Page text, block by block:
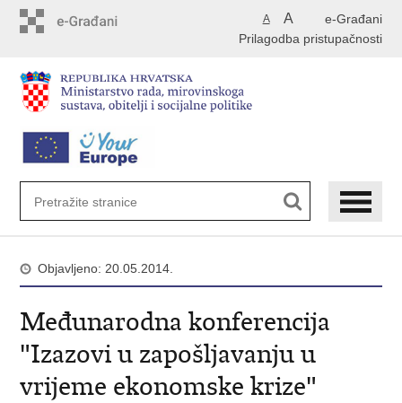
e-Građani
A A
Prilagodba pristupačnosti
Objavljeno: 20.05.2014.
Međunarodna konferencija
"Izazovi u zapošljavanju u
vrijeme ekonomske krize"